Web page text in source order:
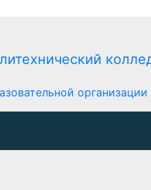
организации